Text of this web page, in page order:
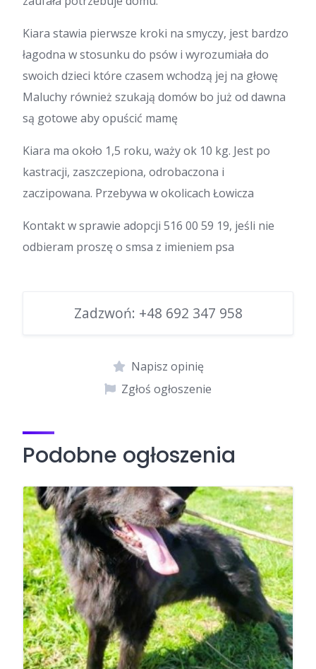
Kiara stawia pierwsze kroki na smyczy, jest bardzo
łagodna w stosunku do psów i wyrozumiała do
swoich dzieci które czasem wchodzą jej na głowę
Maluchy również szukają domów bo już od dawna
są gotowe aby opuścić mamę
Kiara ma około 1,5 roku, waży ok 10 kg. Jest po
kastracji, zaszczepiona, odrobaczona i
zaczipowana. Przebywa w okolicach Łowicza
Kontakt w sprawie adopcji 516 00 59 19, jeśli nie
odbieram proszę o smsa z imieniem psa
Zadzwoń: +48 692 347 958
Napisz opinię
Zgłoś ogłoszenie
Podobne ogłoszenia